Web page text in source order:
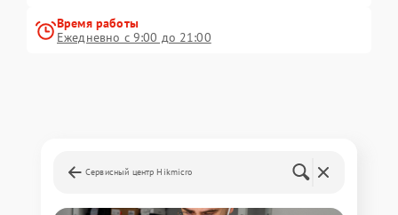
Время работы
Ежедневно с 9:00 до 21:00
Сервисный центр Hikmicro